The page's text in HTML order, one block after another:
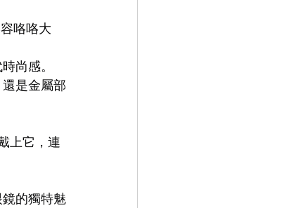
咯咯大
尚感。
是金屬部
上它，連
的獨特魅